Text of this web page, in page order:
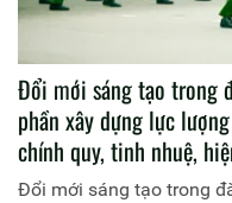
Đổi mới sáng tạo trong
phần xây dựng lực
chính quy, tinh nhuệ,
Đổi mới sáng tạo trong